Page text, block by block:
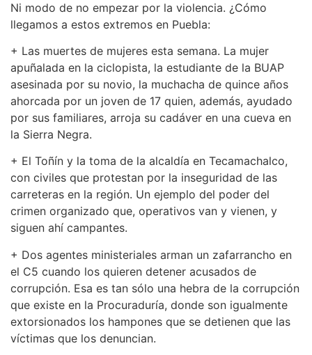
Ni modo de no empezar por la violencia. ¿Cómo
llegamos a estos extremos en Puebla:
+ Las muertes de mujeres esta semana. La mujer
apuñalada en la ciclopista, la estudiante de la BUAP
asesinada por su novio, la muchacha de quince años
ahorcada por un joven de 17 quien, además, ayudado
por sus familiares, arroja su cadáver en una cueva en
la Sierra Negra.
+ El Toñín y la toma de la alcaldía en Tecamachalco,
con civiles que protestan por la inseguridad de las
carreteras en la región. Un ejemplo del poder del
crimen organizado que, operativos van y vienen, y
siguen ahí campantes.
+ Dos agentes ministeriales arman un zafarrancho en
el C5 cuando los quieren detener acusados de
corrupción. Esa es tan sólo una hebra de la corrupción
que existe en la Procuraduría, donde son igualmente
extorsionados los hampones que se detienen que las
víctimas que los denuncian.